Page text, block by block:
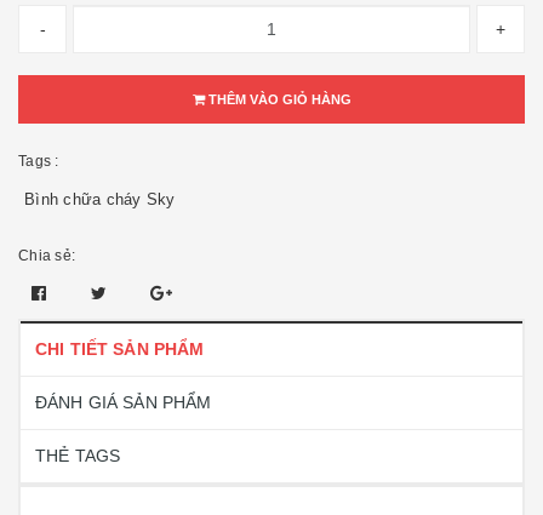
- +
THÊM VÀO GIỎ HÀNG
Tags :
Bình chữa cháy Sky
Chia sẻ:
CHI TIẾT SẢN PHẨM
ĐÁNH GIÁ SẢN PHẨM
THẺ TAGS